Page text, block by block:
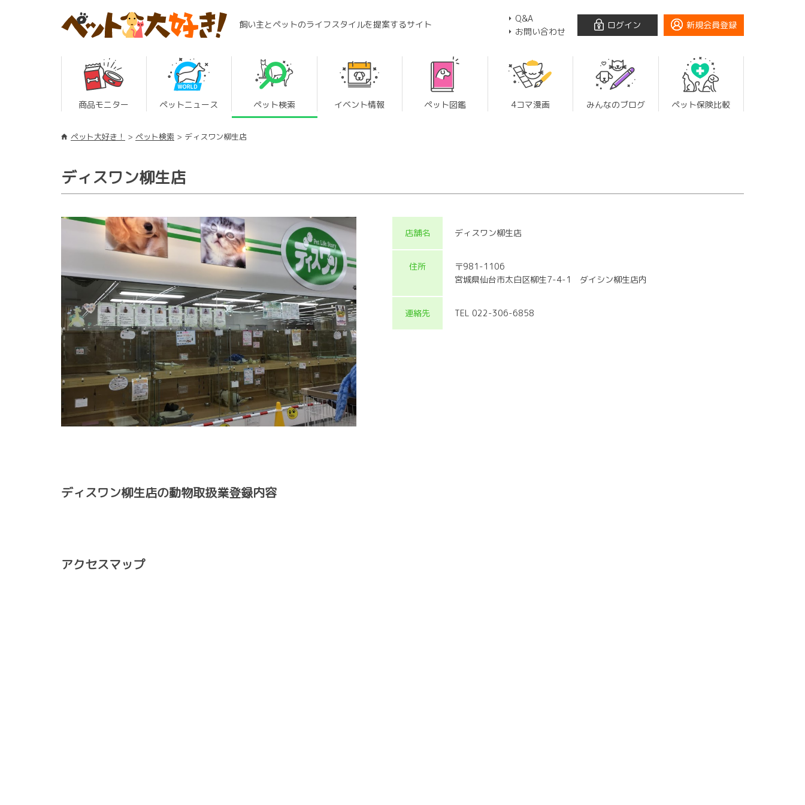
飼い主とペットのライフスタイルを提案するサイト
Q&A
お問い合わせ
ログイン 新規会員登録
商品モニター ペットニュース ペット検索 イベント情報 ペット図鑑 4コマ漫画 みんなのブログ ペット保険比較
ペット大好き！ ペット検索 ディスワン柳生店
ディスワン柳生店
店舗名 ディスワン柳生店
住所
〒981-1106
宮城県仙台市太白区柳生7-4-1 ダイシン柳生店内
連絡先 TEL 022-306-6858
ディスワン柳生店の動物取扱業登録内容
アクセスマップ